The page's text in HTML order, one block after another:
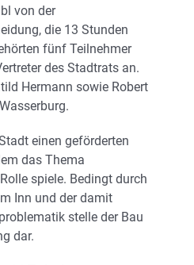
von der
die 13 Stunden
fünf Teilnehmer
des Stadtrats an.
Hermann sowie Robert
einen geförderten
das Thema
spiele. Bedingt durch
Inn und der damit
stelle der Bau
dar.